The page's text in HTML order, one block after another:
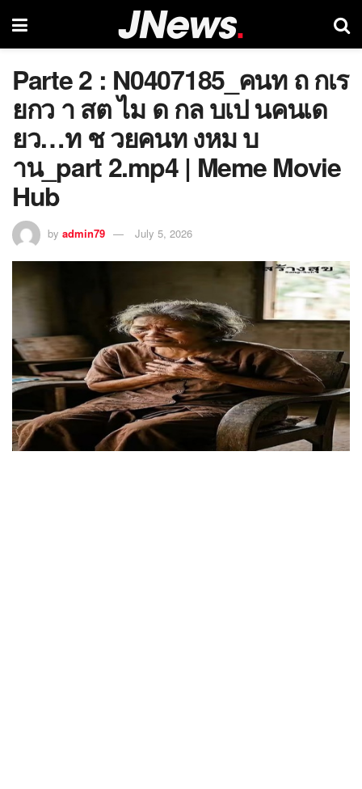
Parte 2 : N0407185_คนท ถ กเร
ยกว า สต ไม ด กล บเป นคนเด
ยว…ท ช วยคนท งหม บ
าน_part 2.mp4 | Meme Movie
Hub
by admin79 July 5, 2026